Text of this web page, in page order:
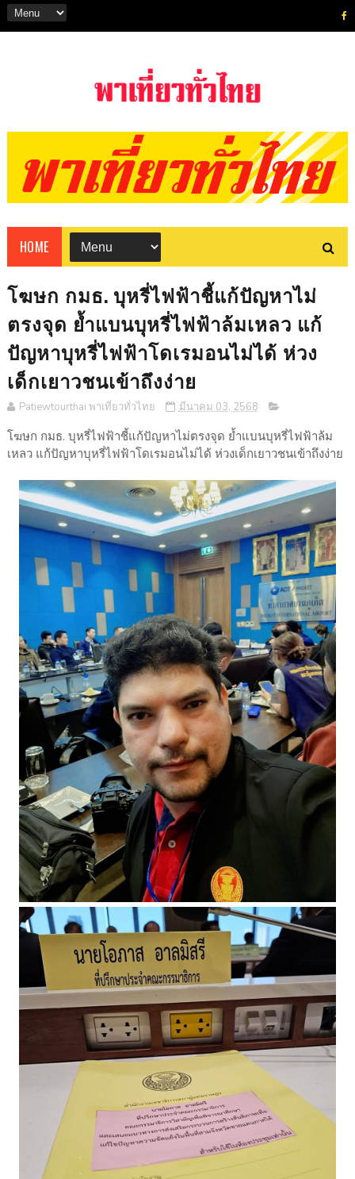
HOME
โฆษก กมธ. บุหรี่ไฟฟ้าชี้แก้ปัญหาไม่
ตรงจุด ย้ำแบนบุหรี่ไฟฟ้าล้มเหลว แก้
ปัญหาบุหรี่ไฟฟ้าโดเรมอนไม่ได้ ห่วง
เด็กเยาวชนเข้าถึงง่าย
Patiewtourthai พาเที่ยวทั่วไทย มีนาคม 03, 2568
โฆษก กมธ. บุหรี่ไฟฟ้าชี้แก้ปัญหาไม่ตรงจุด ย้ำแบนบุหรี่ไฟฟ้าล้ม
เหลว แก้ปัญหาบุหรี่ไฟฟ้าโดเรมอนไม่ได้ ห่วงเด็กเยาวชนเข้าถึงง่าย